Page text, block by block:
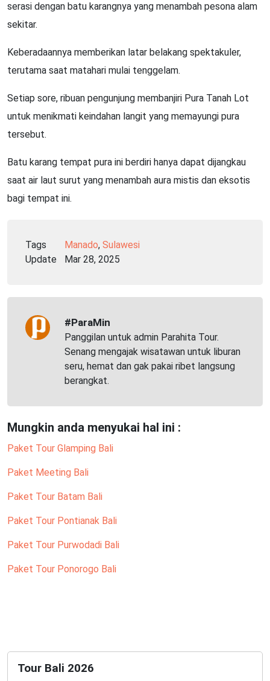
serasi dengan batu karangnya yang menambah pesona alam
sekitar.
Keberadaannya memberikan latar belakang spektakuler,
terutama saat matahari mulai tenggelam.
Setiap sore, ribuan pengunjung membanjiri Pura Tanah Lot
untuk menikmati keindahan langit yang memayungi pura
tersebut.
Batu karang tempat pura ini berdiri hanya dapat dijangkau
saat air laut surut yang menambah aura mistis dan eksotis
bagi tempat ini.
Tags Manado, Sulawesi
Update
Mar 28, 2025
#ParaMin
Panggilan untuk admin Parahita Tour.
Senang mengajak wisatawan untuk liburan
seru, hemat dan gak pakai ribet langsung
berangkat.
Mungkin anda menyukai hal ini :
Paket Tour Glamping Bali
Paket Meeting Bali
Paket Tour Batam Bali
Paket Tour Pontianak Bali
Paket Tour Purwodadi Bali
Paket Tour Ponorogo Bali
Tour Bali 2026